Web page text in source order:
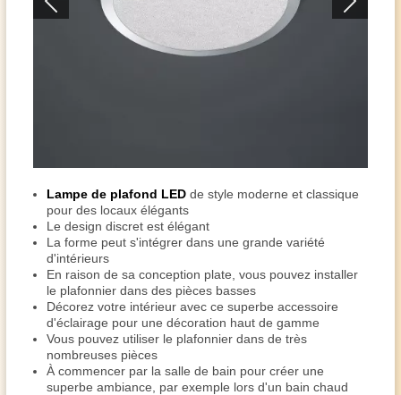
Lampe de plafond LED de style moderne et classique
pour des locaux élégants
Le design discret est élégant
La forme peut s'intégrer dans une grande variété
d'intérieurs
En raison de sa conception plate, vous pouvez installer
le plafonnier dans des pièces basses
Décorez votre intérieur avec ce superbe accessoire
d'éclairage pour une décoration haut de gamme
Vous pouvez utiliser le plafonnier dans de très
nombreuses pièces
À commencer par la salle de bain pour créer une
superbe ambiance, par exemple lors d'un bain chaud